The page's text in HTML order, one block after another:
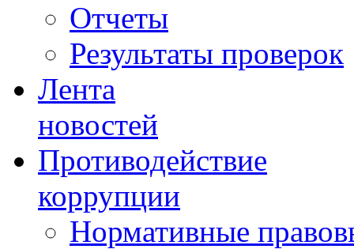
Отчеты
Результаты проверок
Лента
новостей
Противодействие
коррупции
Нормативные